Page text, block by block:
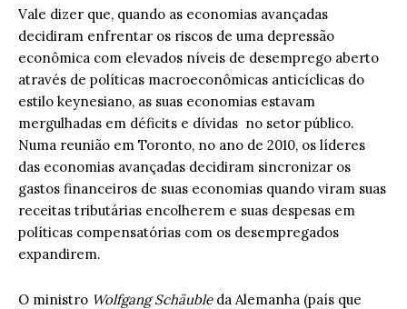
Vale dizer que, quando as economias avançadas
decidiram enfrentar os riscos de uma depressão
econômica com elevados níveis de desemprego aberto
através de políticas macroeconômicas anticíclicas do
estilo keynesiano, as suas economias estavam
mergulhadas em déficits e dívidas no setor público.
Numa reunião em Toronto, no ano de 2010, os líderes
das economias avançadas decidiram sincronizar os
gastos financeiros de suas economias quando viram suas
receitas tributárias encolherem e suas despesas em
políticas compensatórias com os desempregados
expandirem.
O ministro Wolfgang Schäubleda Alemanha (país que